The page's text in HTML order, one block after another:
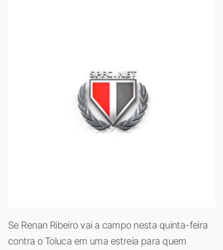
Se Renan Ribeiro vai a campo nesta quinta-feira
contra o Toluca em uma estreia para quem